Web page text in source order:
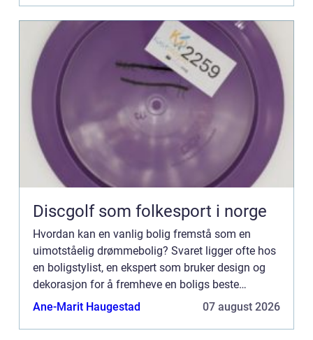
Discgolf som folkesport i norge
Hvordan kan en vanlig bolig fremstå som en
uimotståelig drømmebolig? Svaret ligger ofte hos
en boligstylist, en ekspert som bruker design og
dekorasjon for å fremheve en boligs beste
egenskaper. I dagens konkurransepregede ei...
Ane-Marit Haugestad 07 august 2026